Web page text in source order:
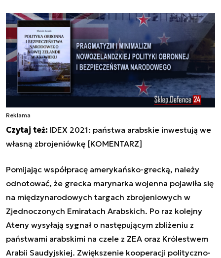
Reklama
Czytaj też: IDEX 2021: państwa arabskie inwestują we
własną zbrojeniówkę [KOMENTARZ]
Pomijając współpracę amerykańsko-grecką, należy
odnotować, że grecka marynarka wojenna pojawiła się
na międzynarodowych targach zbrojeniowych w
Zjednoczonych Emiratach Arabskich. Po raz kolejny
Ateny wysyłają sygnał o następującym zbliżeniu z
państwami arabskimi na czele z ZEA oraz Królestwem
Arabii Saudyjskiej. Zwiększenie kooperacji polityczno-